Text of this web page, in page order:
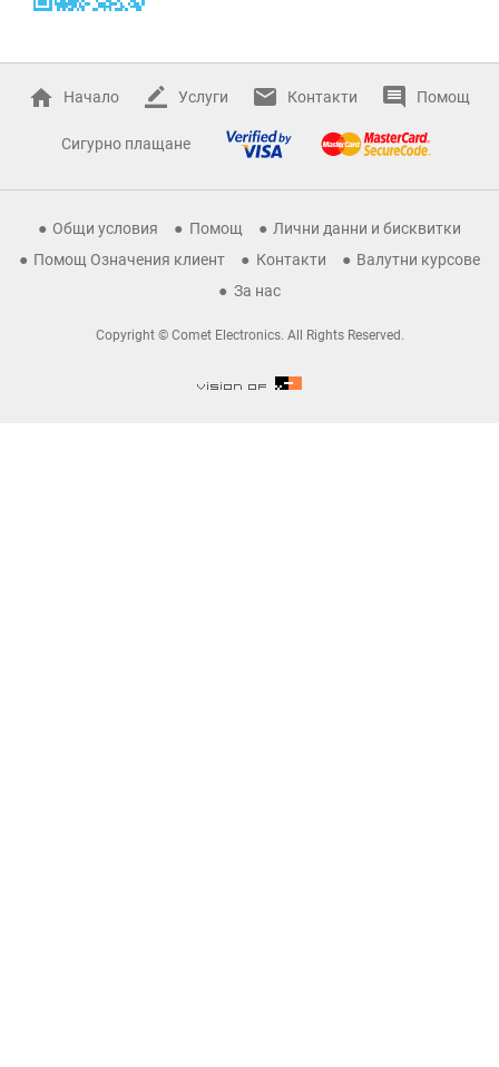
Начало Услуги Контакти Помощ
Сигурно плащане
Общи условия Помощ
Лични данни и бисквитки
Помощ Означения клиент
Контакти
Валутни курсове
За нас
Copyright © Comet Electronics. All Rights Reserved.